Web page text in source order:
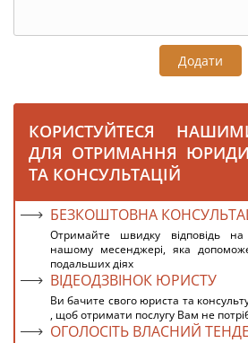
Додати
КОРИСТУЙТЕСЯ
ДЛЯ ОТРИМАННЯ
ТА КОНСУЛЬТАЦІЙ
БЕЗКОШТОВНА
Отримайте швидку відповідь
нашому месенджері, яка
подальших діях
ВІДЕОДЗВІНОК ЮРИСТУ
Ви бачите свого юриста та
, щоб отримати послугу Вам не
ОГОЛОСІТЬ ВЛАСНИЙ